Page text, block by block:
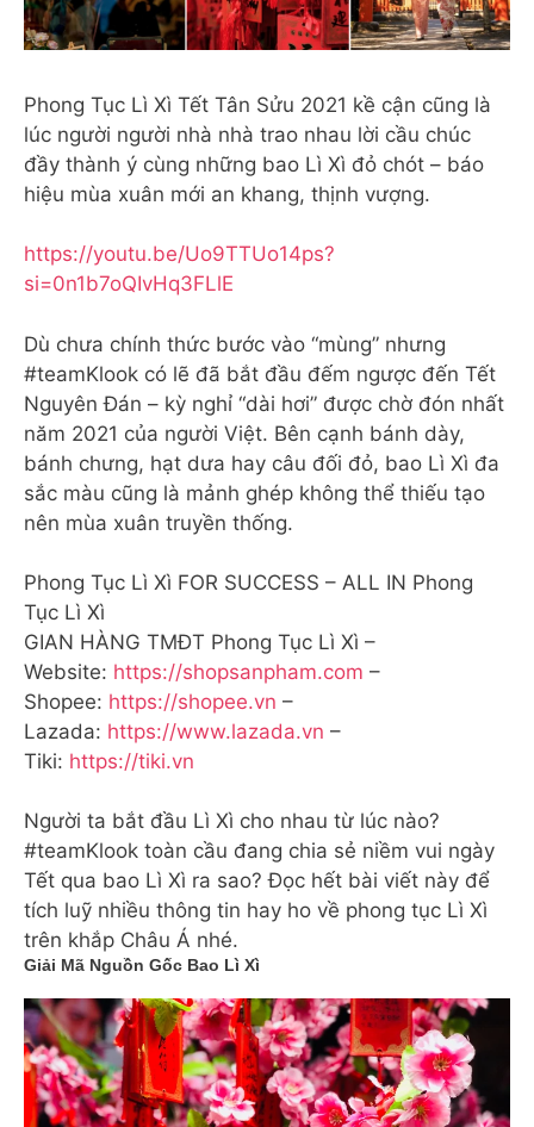
Phong Tục Lì Xì Tết Tân Sửu 2021 kề cận cũng là
lúc người người nhà nhà trao nhau lời cầu chúc
đầy thành ý cùng những bao Lì Xì đỏ chót – báo
hiệu mùa xuân mới an khang, thịnh vượng.
https://youtu.be/Uo9TTUo14ps?
si=0n1b7oQIvHq3FLlE
Dù chưa chính thức bước vào “mùng” nhưng
#teamKlook có lẽ đã bắt đầu đếm ngược đến Tết
Nguyên Đán – kỳ nghỉ “dài hơi” được chờ đón nhất
năm 2021 của người Việt. Bên cạnh bánh dày,
bánh chưng, hạt dưa hay câu đối đỏ, bao Lì Xì đa
sắc màu cũng là mảnh ghép không thể thiếu tạo
nên mùa xuân truyền thống.
Phong Tục Lì Xì FOR SUCCESS – ALL IN Phong
Tục Lì Xì
GIAN HÀNG TMĐT Phong Tục Lì Xì –
Website: https://shopsanpham.com –
Shopee: https://shopee.vn –
Lazada: https://www.lazada.vn –
Tiki: https://tiki.vn
Người ta bắt đầu Lì Xì cho nhau từ lúc nào?
#teamKlook toàn cầu đang chia sẻ niềm vui ngày
Tết qua bao Lì Xì ra sao? Đọc hết bài viết này để
tích luỹ nhiều thông tin hay ho về phong tục Lì Xì
trên khắp Châu Á nhé.
Giải Mã Nguồn Gốc Bao Lì Xì